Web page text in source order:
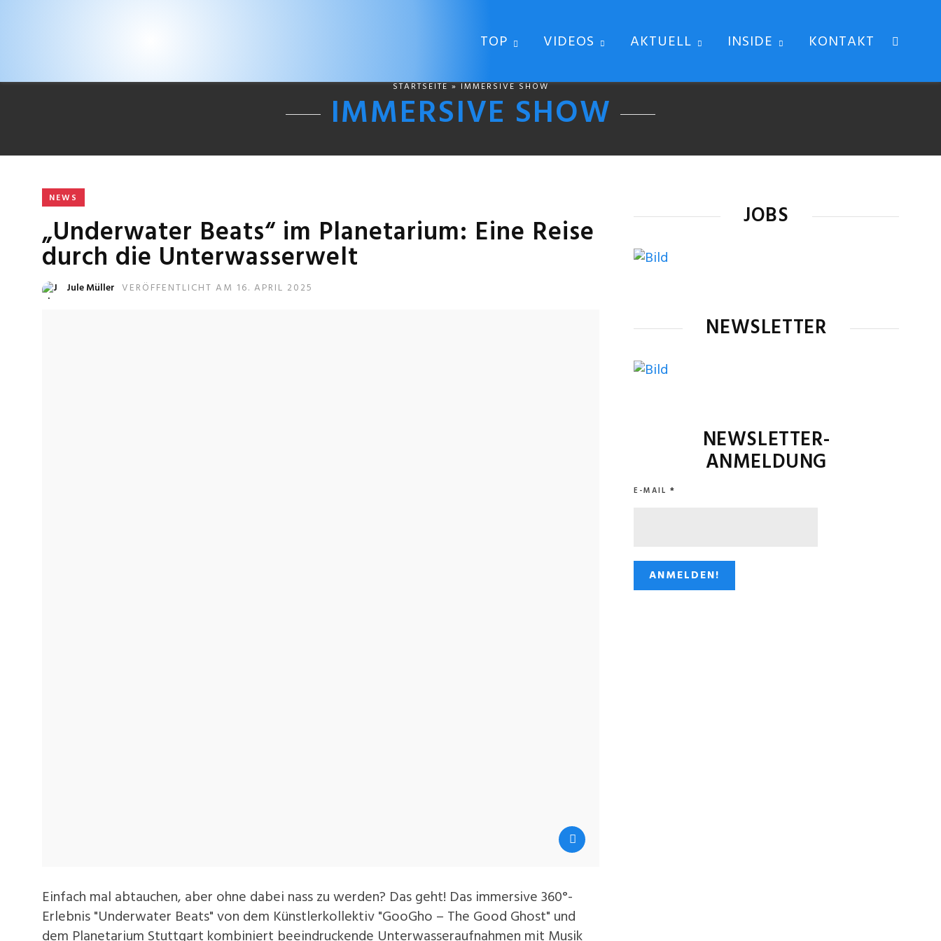
TOP VIDEOS AKTUELL INSIDE KONTAKT
STARTSEITE » IMMERSIVE SHOW
IMMERSIVE SHOW
NEWS
„Underwater Beats“ im Planetarium: Eine Reise
durch die Unterwasserwelt
Jule Müller VERÖFFENTLICHT AM 16. APRIL 2025
Einfach mal abtauchen, aber ohne dabei nass zu werden? Das geht! Das immersive 360°-
Erlebnis "Underwater Beats" von dem Künstlerkollektiv "GooGho – The Good Ghost" und
dem Planetarium Stuttgart kombiniert beeindruckende Unterwasseraufnahmen mit Musik
JOBS
NEWSLETTER
NEWSLETTER-
ANMELDUNG
E-MAIL *